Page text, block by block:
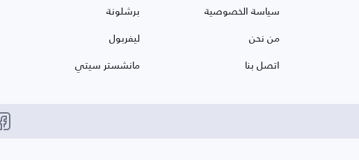
سياسة الخصوصية
من نحن
اتصل بنا
برشلونة
ليفربول
مانشستر سيتي